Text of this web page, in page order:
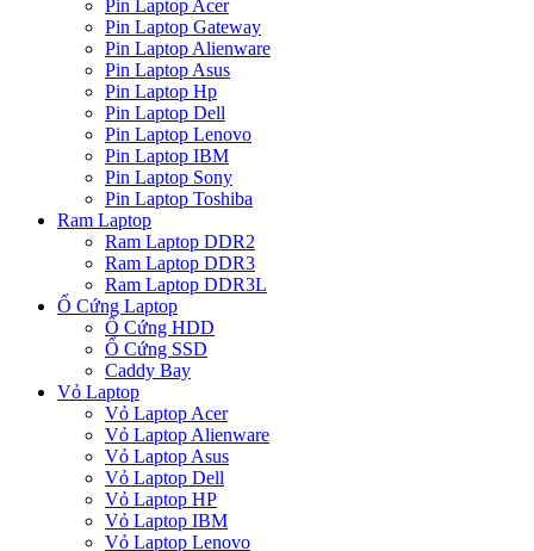
Pin Laptop Acer
Pin Laptop Gateway
Pin Laptop Alienware
Pin Laptop Asus
Pin Laptop Hp
Pin Laptop Dell
Pin Laptop Lenovo
Pin Laptop IBM
Pin Laptop Sony
Pin Laptop Toshiba
Ram Laptop
Ram Laptop DDR2
Ram Laptop DDR3
Ram Laptop DDR3L
Ổ Cứng Laptop
Ổ Cứng HDD
Ổ Cứng SSD
Caddy Bay
Vỏ Laptop
Vỏ Laptop Acer
Vỏ Laptop Alienware
Vỏ Laptop Asus
Vỏ Laptop Dell
Vỏ Laptop HP
Vỏ Laptop IBM
Vỏ Laptop Lenovo